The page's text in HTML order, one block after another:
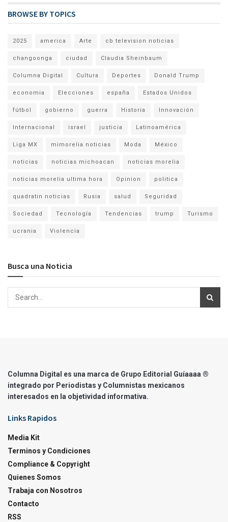
BROWSE BY TOPICS
2025 america Arte cb television noticias
changoonga ciudad Claudia Sheinbaum
Columna Digital Cultura Deportes Donald Trump
economia Elecciones españa Estados Unidos
fútbol gobierno guerra Historia Innovación
Internacional israel justicia Latinoamérica
Liga MX mimorelia noticias Moda México
noticias noticias michoacan noticias morelia
noticias morelia ultima hora Opinion politica
quadratin noticias Rusia salud Seguridad
Sociedad Tecnología Tendencias trump Turismo
ucrania Violencia
Busca una Noticia
Columna Digital es una marca de Grupo Editorial Guíaaaa ®
integrado por Periodistas y Columnistas mexicanos
interesados en la objetividad informativa.
Links Rapidos
Media Kit
Terminos y Condiciones
Compliance & Copyright
Quienes Somos
Trabaja con Nosotros
Contacto
RSS